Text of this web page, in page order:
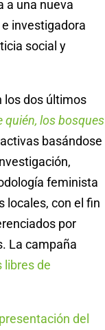
a una nueva
investigadora
social y
los dos últimos
quién, los bosques
basándose
feminista
locales, con el fin
por
La campaña
libres de
del